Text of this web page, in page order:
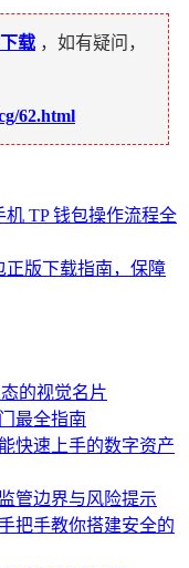
载 ，如有疑问，
62.html
TP 钱包操作流程全
正版下载指南，保障
的视觉名片
最全指南
快速上手的数字资产
管边界与风险提示
把手教你搭建安全的